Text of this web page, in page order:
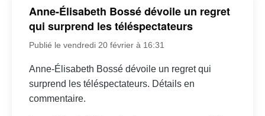
Anne-Élisabeth Bossé dévoile un regret
qui surprend les téléspectateurs
Publié le vendredi 20 février à 16:31
Anne-Élisabeth Bossé dévoile un regret qui
surprend les téléspectateurs. Détails en
commentaire.